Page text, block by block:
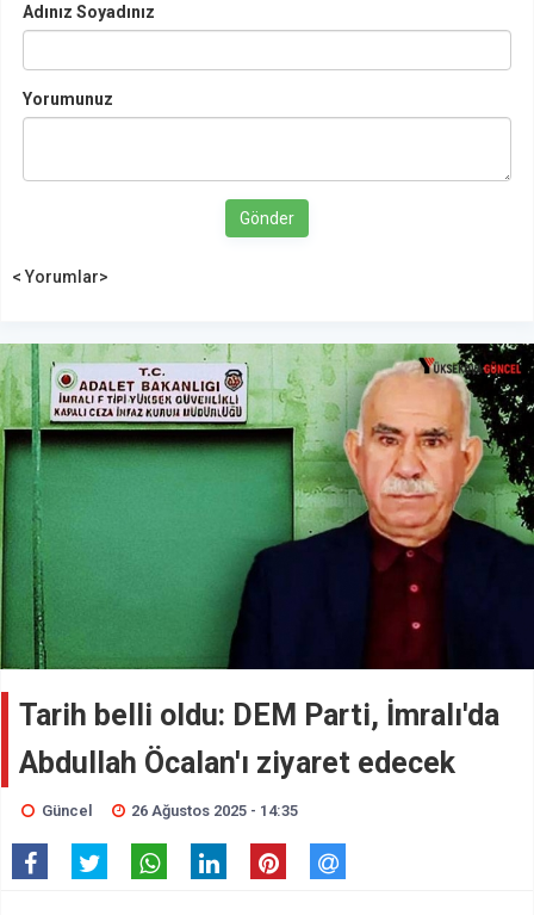
Adınız Soyadınız
Yorumunuz
Gönder
< Yorumlar>
Tarih belli oldu: DEM Parti, İmralı'da
Abdullah Öcalan'ı ziyaret edecek
Güncel 26 Ağustos 2025 - 14:35